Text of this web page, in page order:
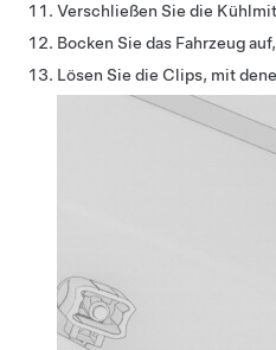
Verschließen Sie die
Bocken Sie das Fahrzeug
Lösen Sie die Clips, mit